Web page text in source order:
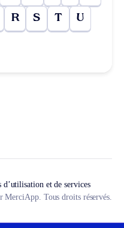
R S T U
et de services
Tous droits réservés.